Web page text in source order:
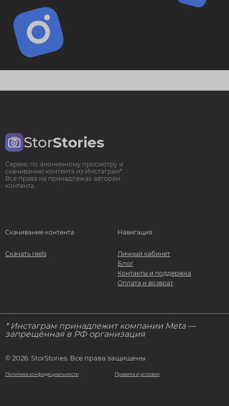
StorStories
Сервис по анонимному просмотру и
скачиванию контента из Инстаграм*.
Все права на принадлежаь авторам
контента.
Скачивание контента
Скачать reels
Навигация
Личный кабинет
Блог
Контакты и поддержка
Оплата и возврат
* Инстаграм принадлежит компании Meta —
запрещённая в РФ организация
© 2026. StorStories. Все права защищены
Политика конфидециальности Правила и условия